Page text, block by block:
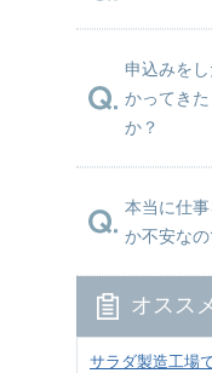
申込みを
かってき
か？
本当に仕
か不安な
オスス
サラダ製造工場